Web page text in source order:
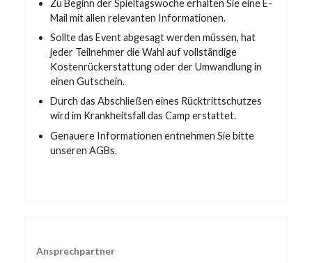
Zu Beginn der Spieltagswoche erhalten Sie eine E-
Mail mit allen relevanten Informationen.
Sollte das Event abgesagt werden müssen, hat
jeder Teilnehmer die Wahl auf vollständige
Kostenrückerstattung oder der Umwandlung in
einen Gutschein.
Durch das Abschließen eines Rücktrittschutzes
wird im Krankheitsfall das Camp erstattet.
Genauere Informationen entnehmen Sie bitte
unseren AGBs.
Ansprechpartner